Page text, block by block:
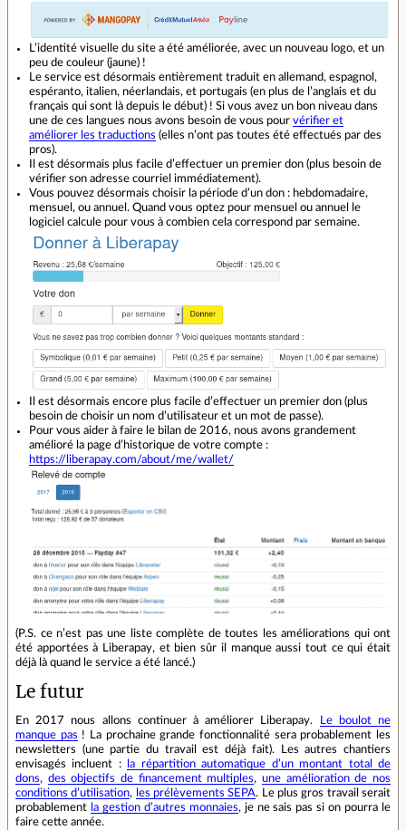
L’identité visuelle du site a été améliorée, avec un nouveau logo, et un
peu de couleur (jaune) !
Le service est désormais entièrement traduit en allemand, espagnol,
espéranto, italien, néerlandais, et portugais (en plus de l’anglais et du
français qui sont là depuis le début) ! Si vous avez un bon niveau dans
une de ces langues nous avons besoin de vous pour vérifier et
améliorer les traductions (elles n’ont pas toutes été effectués par des
pros).
Il est désormais plus facile d’effectuer un premier don (plus besoin de
vérifier son adresse courriel immédiatement).
Vous pouvez désormais choisir la période d’un don : hebdomadaire,
mensuel, ou annuel. Quand vous optez pour mensuel ou annuel le
logiciel calcule pour vous à combien cela correspond par semaine.
Il est désormais encore plus facile d’effectuer un premier don (plus
besoin de choisir un nom d’utilisateur et un mot de passe).
Pour vous aider à faire le bilan de 2016, nous avons grandement
amélioré la page d’historique de votre compte :
https://liberapay.com/about/me/wallet/
(P.S. ce n’est pas une liste complète de toutes les améliorations qui ont
été apportées à Liberapay, et bien sûr il manque aussi tout ce qui était
déjà là quand le service a été lancé.)
Le futur
En 2017 nous allons continuer à améliorer Liberapay.
Le boulot ne
manque pas ! La prochaine grande fonctionnalité sera probablement les
newsletters (une partie du travail est déjà fait). Les autres chantiers
envisagés incluent :
la répartition automatique d’un montant total de
dons, des objectifs de financement multiples,une amélioration de nos
conditions d’utilisation, les prélèvements SEPA. Le plus gros travail serait
probablement la gestion d’autres monnaies, je ne sais pas si on pourra le
faire cette année.